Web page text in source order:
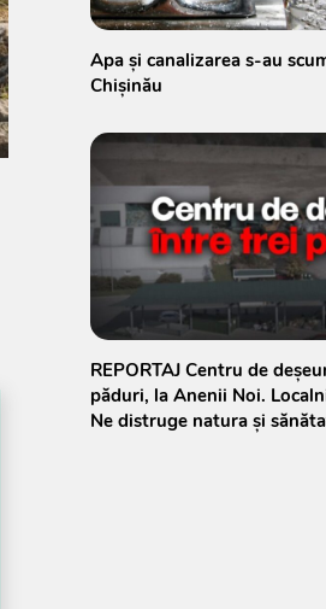
Apa și canalizarea s-au
Chișinău
REPORTAJ Centru de
păduri, la Anenii Noi.
Ne distruge natura și